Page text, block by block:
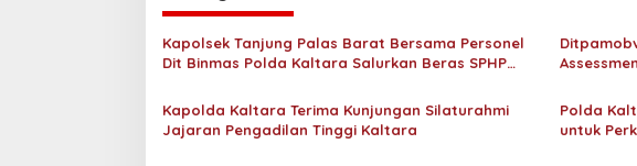
g
a
s
i
p
Kapolsek Tanjung Palas Barat Bersama Personel
Dit Binmas Polda Kaltara Salurkan Beras SPHP
Kapolda Kaltara Terima Kunjungan Silaturahmi
Jajaran Pengadilan Tinggi Kaltara
Polda
untuk